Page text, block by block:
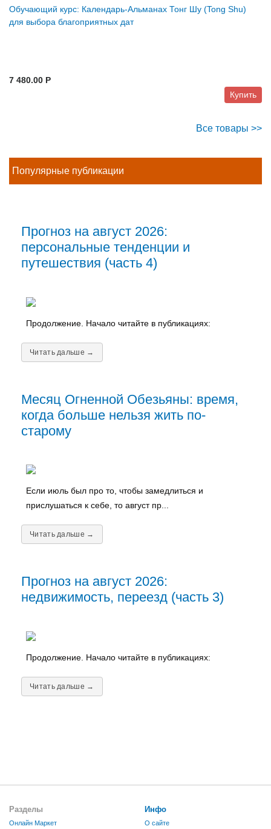
Обучающий курс: Календарь-Альманах Тонг Шу (Tong Shu)
для выбора благоприятных дат
7 480.00 P
Купить
Все товары >>
Популярные публикации
Прогноз на август 2026:
персональные тенденции и
путешествия (часть 4)
Продолжение. Начало читайте в публикациях:
Читать дальше →
Месяц Огненной Обезьяны: время,
когда больше нельзя жить по-
старому
Если июль был про то, чтобы замедлиться и
прислушаться к себе, то август пр...
Читать дальше →
Прогноз на август 2026:
недвижимость, переезд (часть 3)
Продолжение. Начало читайте в публикациях:
Читать дальше →
Разделы
Онлайн Маркет
Инфо
О сайте